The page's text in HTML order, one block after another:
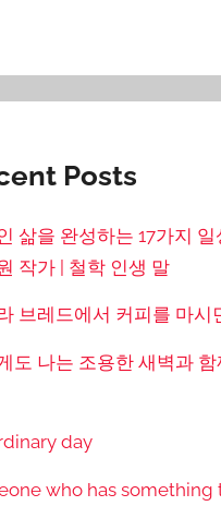
Posts
삶을 완성하는 17가지 일
작가 | 철학 인생 말
브레드에서 커피를 마시
도 나는 조용한 새벽과 함
day
who has something